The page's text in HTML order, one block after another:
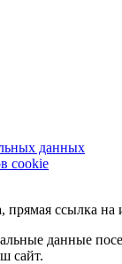
данных
сookie
ссылка на
данные
сайт.